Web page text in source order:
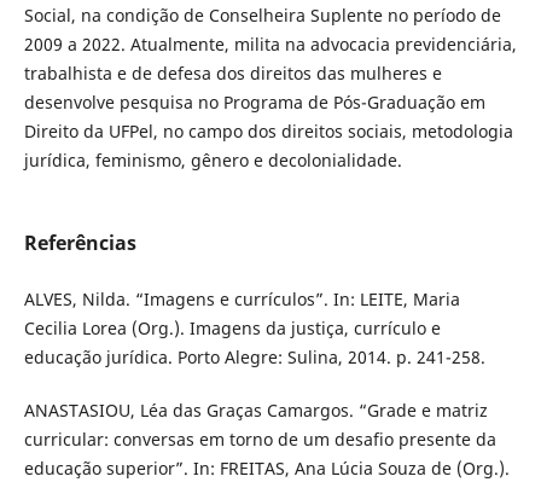
Social, na condição de Conselheira Suplente no período de
2009 a 2022. Atualmente, milita na advocacia previdenciária,
trabalhista e de defesa dos direitos das mulheres e
desenvolve pesquisa no Programa de Pós-Graduação em
Direito da UFPel, no campo dos direitos sociais, metodologia
jurídica, feminismo, gênero e decolonialidade.
Referências
ALVES, Nilda. “Imagens e currículos”. In: LEITE, Maria
Cecilia Lorea (Org.). Imagens da justiça, currículo e
educação jurídica. Porto Alegre: Sulina, 2014. p. 241-258.
ANASTASIOU, Léa das Graças Camargos. “Grade e matriz
curricular: conversas em torno de um desafio presente da
educação superior”. In: FREITAS, Ana Lúcia Souza de (Org.).